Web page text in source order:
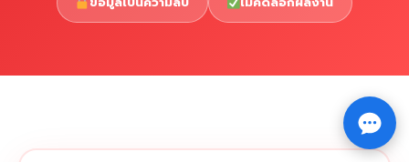
Copyright © 2026 รับทำวิจัย รับทำวิทยานิพนธ์ รับทำ⇧